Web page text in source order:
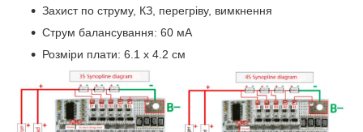
Захист по струму, КЗ, перегріву, вимкнення
Струм балансування: 60 мА
Розміри плати: 6.1 х 4.2 см